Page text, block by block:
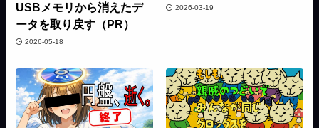
USBメモリから消えたデ
ータを取り戻す（PR）
2026-05-18
2026-03-19